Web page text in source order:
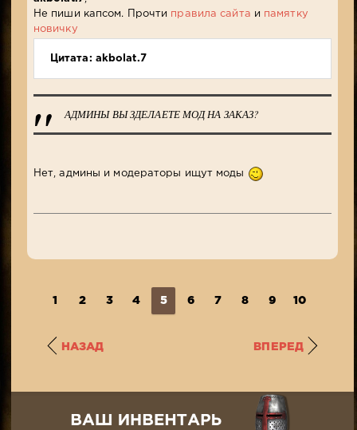
Не пиши капсом. Прочти правила сайта и памятку
новичку
Цитата: akbolat.7
АДМИНЫ ВЫ ЗДЕЛАЕТЕ МОД НА ЗАКАЗ?
Нет, админы и модераторы ищут моды
1 2 3 4 5 6 7 8 9 10
НАЗАД ВПЕРЕД